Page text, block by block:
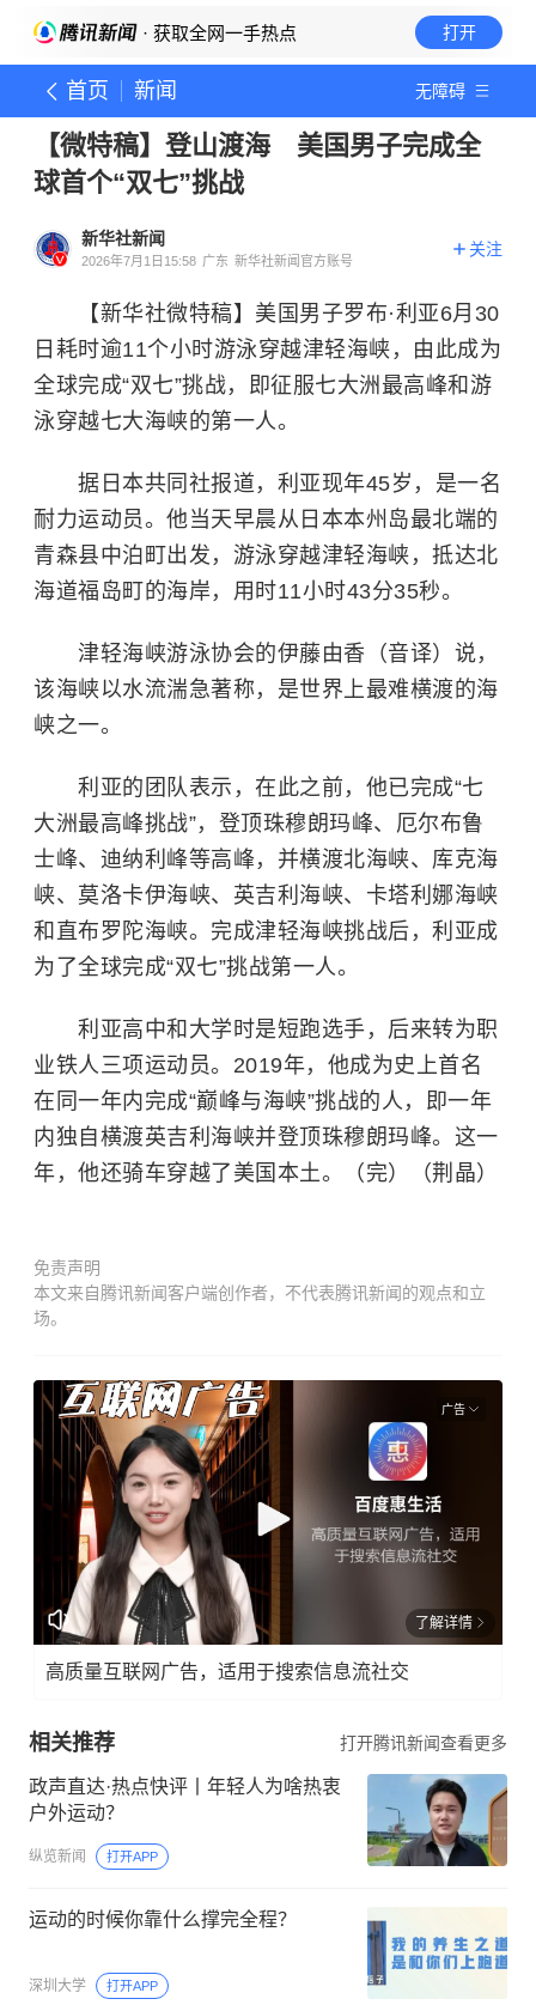
· 获取全网一手热点 打开
首页 新闻 无障碍
【微特稿】登山渡海 美国男子完成全
球首个“双七”挑战
新华社新闻
2026年7月1日15:58 广东 新华社新闻官方账号
关注
【新华社微特稿】美国男子罗布·利亚6月30
日耗时逾11个小时游泳穿越津轻海峡，由此成为
全球完成“双七”挑战，即征服七大洲最高峰和游
泳穿越七大海峡的第一人。
据日本共同社报道，利亚现年45岁，是一名
耐力运动员。他当天早晨从日本本州岛最北端的
青森县中泊町出发，游泳穿越津轻海峡 ，抵达北
海道福岛町的海岸，用时11小时43分35秒。
津轻海峡游泳协会的伊藤由香（音译）说，
该海峡以水流湍急著称，是世界上最难横渡的海
峡之一。
利亚的团队表示，在此之前，他已完成“七
大洲最高峰挑战”，登顶珠穆朗玛峰、厄尔布鲁
士峰、迪纳利峰等高峰，并横渡北海峡、库克海
峡、莫洛卡伊海峡、 英吉利海峡、卡塔利娜海峡
和 直布罗陀海峡。完成津轻海峡挑战后，利亚成
为了全球完成“双七”挑战第一人。
利亚高中和大学时是短跑选手，后来转为职
业铁人三项运动员。2019年，他成为史上首名
在同一年内完成“巅峰与海峡”挑战的人，即一年
内独自横渡英吉利海峡并登顶珠穆朗玛峰。这一
年，他还骑车穿越了美国本土。（完）（荆晶）
免责声明
本文来自腾讯新闻客户端创作者，不代表腾讯新闻的观点和立
场。
广告
了解详情
高质量互联网广告，适用于搜索信息流社交
相关推荐 打开腾讯新闻查看更多
政声直达·热点快评丨年轻人为啥热衷
户外运动？
纵览新闻 打开APP
运动的时候你靠什么撑完全程？
深圳大学 打开APP